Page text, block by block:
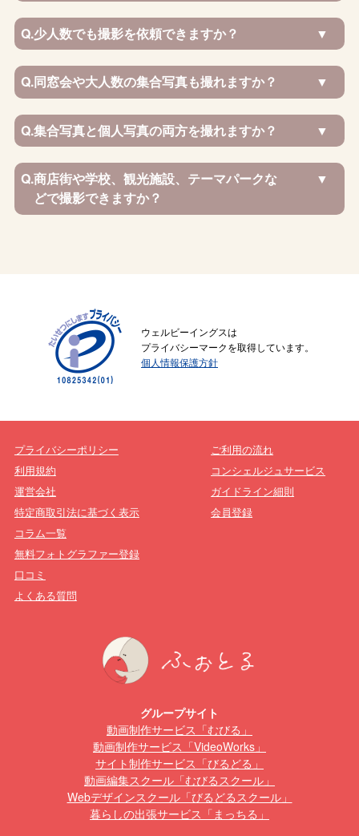
Q.少人数でも撮影を依頼できますか？
Q.同窓会や大人数の集合写真も撮れますか？
Q.集合写真と個人写真の両方を撮れますか？
Q.商店街や学校、観光施設、テーマパークな
どで撮影できますか？
ウェルビーイングスは
プライバシーマークを取得しています。
個人情報保護方針
プライバシーポリシー
利用規約
運営会社
特定商取引法に基づく表示
ご利用の流れ
コンシェルジュサービス
ガイドライン細則
会員登録
コラム一覧
無料フォトグラファー登録
口コミ
よくある質問
グループサイト
動画制作サービス「むびる」
動画制作サービス「VideoWorks」
サイト制作サービス「びるどる」
動画編集スクール「むびるスクール」
Webデザインスクール「びるどるスクール」
暮らしの出張サービス「まっちる」